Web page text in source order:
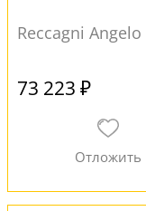
Reccagni
73 223 ₽